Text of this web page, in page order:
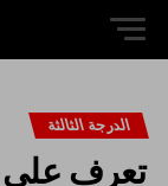
الدرجة الثالثة
تعرف علي